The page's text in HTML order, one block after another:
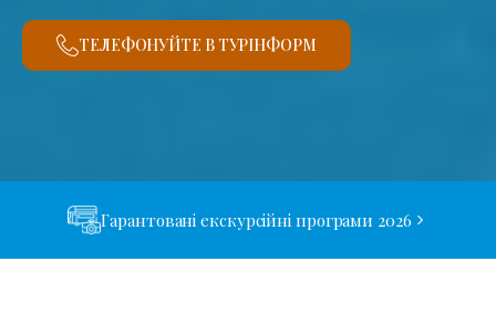
ТЕЛЕФОНУЙТЕ В ТУРІНФОРМ
Гарантовані екскурсійні програми 2026